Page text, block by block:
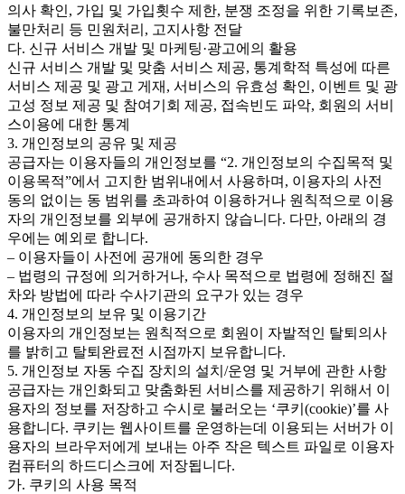
의사 확인, 가입 및 가입횟수 제한, 분쟁 조정을 위한 기록보존,
불만처리 등 민원처리, 고지사항 전달
다. 신규 서비스 개발 및 마케팅·광고에의 활용
신규 서비스 개발 및 맞춤 서비스 제공, 통계학적 특성에 따른
서비스 제공 및 광고 게재, 서비스의 유효성 확인, 이벤트 및 광
고성 정보 제공 및 참여기회 제공, 접속빈도 파악, 회원의 서비
스이용에 대한 통계
3. 개인정보의 공유 및 제공
공급자는 이용자들의 개인정보를 “2. 개인정보의 수집목적 및
이용목적”에서 고지한 범위내에서 사용하며, 이용자의 사전
동의 없이는 동 범위를 초과하여 이용하거나 원칙적으로 이용
자의 개인정보를 외부에 공개하지 않습니다. 다만, 아래의 경
우에는 예외로 합니다.
– 이용자들이 사전에 공개에 동의한 경우
– 법령의 규정에 의거하거나, 수사 목적으로 법령에 정해진 절
차와 방법에 따라 수사기관의 요구가 있는 경우
4. 개인정보의 보유 및 이용기간
이용자의 개인정보는 원칙적으로 회원이 자발적인 탈퇴의사
를 밝히고 탈퇴완료전 시점까지 보유합니다.
5. 개인정보 자동 수집 장치의 설치/운영 및 거부에 관한 사항
공급자는 개인화되고 맞춤화된 서비스를 제공하기 위해서 이
용자의 정보를 저장하고 수시로 불러오는 ‘쿠키(cookie)’를 사
용합니다. 쿠키는 웹사이트를 운영하는데 이용되는 서버가 이
용자의 브라우저에게 보내는 아주 작은 텍스트 파일로 이용자
컴퓨터의 하드디스크에 저장됩니다.
가. 쿠키의 사용 목적